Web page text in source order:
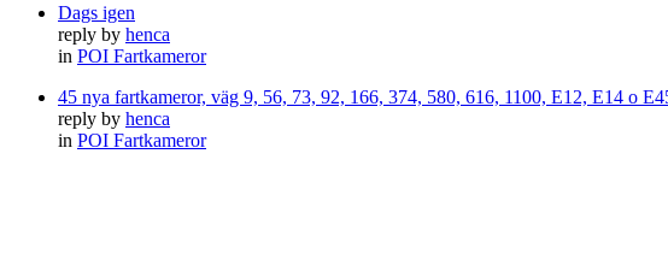
Dags igen
reply by henca
in POI Fartkameror
45 nya fartkameror, väg 9, 56, 73, 92, 166, 374, 580, 616, 1100, E12, E14 o
reply by henca
in POI Fartkameror